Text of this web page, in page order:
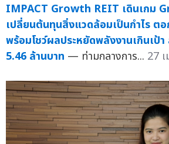
IMPACT Growth REIT เดินเกม
เปลี่ยนต้นทุนสิ่งแวดล้อมเป็นกำไร ต
พร้อมโชว์ผลประหยัดพลังงานเกินเป้า
5.46 ล้านบาท — ท่ามกลางการ... 27